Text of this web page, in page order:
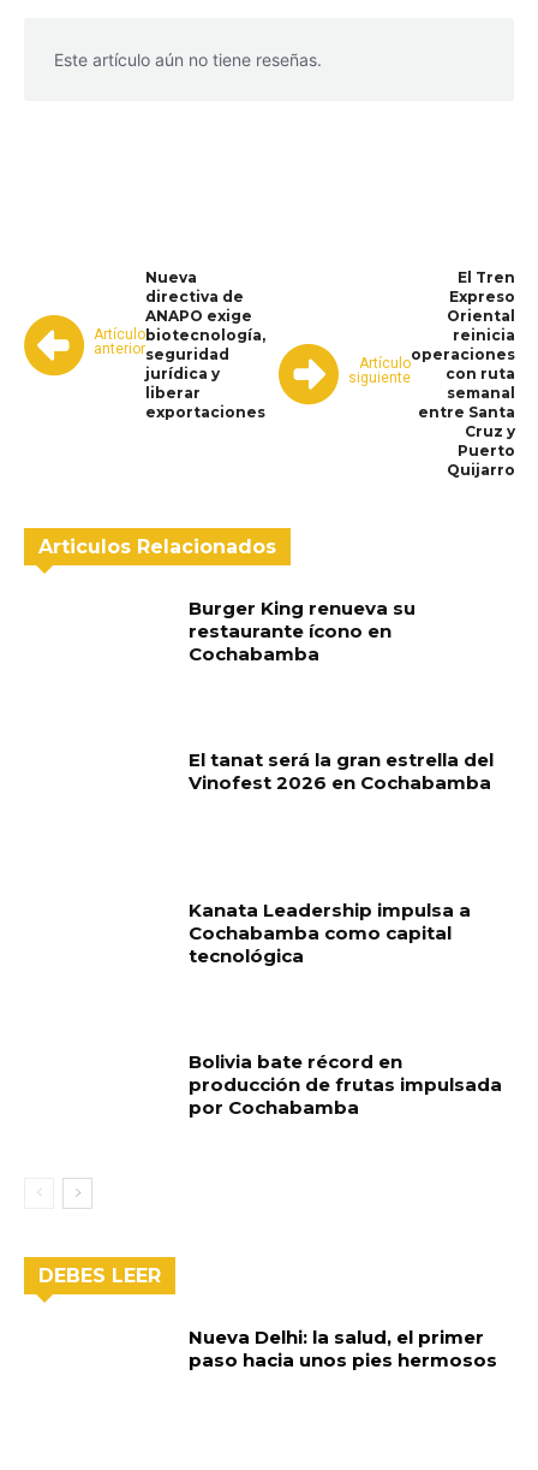
Este artículo aún no tiene reseñas.
Artículo
anterior
Nueva
directiva de
ANAPO exige
biotecnología,
seguridad
jurídica y
liberar
exportaciones
Artículo
siguiente
El Tren
Expreso
Oriental
reinicia
operaciones
con ruta
semanal
entre Santa
Cruz y
Puerto
Quijarro
Articulos Relacionados
Burger King renueva su
restaurante ícono en
Cochabamba
El tanat será la gran estrella del
Vinofest 2026 en Cochabamba
Kanata Leadership impulsa a
Cochabamba como capital
tecnológica
Bolivia bate récord en
producción de frutas impulsada
por Cochabamba
DEBES LEER
Nueva Delhi: la salud, el primer
paso hacia unos pies hermosos